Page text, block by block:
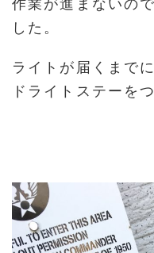
した。
ライトが届くまで
ドライトステーを